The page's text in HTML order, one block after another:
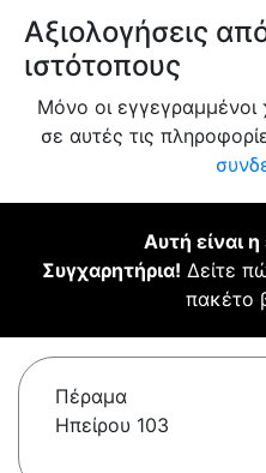
Αξιολογήσεις
ιστότοπους
Μόνο οι
σε αυτές τις
Αυτή είναι η
Συγχαρητήρια! Δείτε
πακέτο
Πέραμα
Ηπείρου 103